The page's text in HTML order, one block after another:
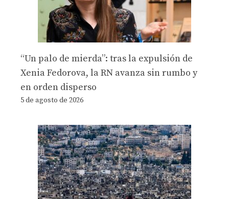
“Un palo de mierda”: tras la expulsión de
Xenia Fedorova, la RN avanza sin rumbo y
en orden disperso
5 de agosto de 2026